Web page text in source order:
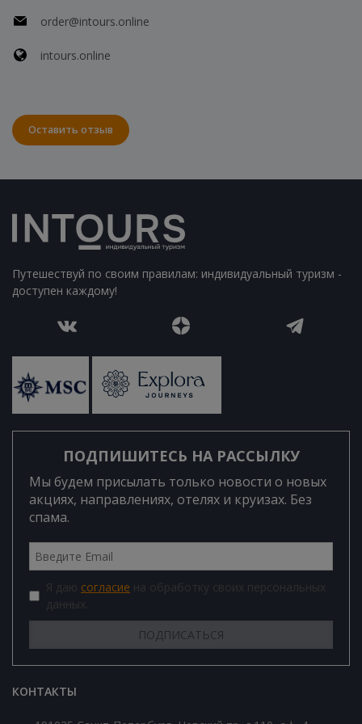
order@intours.online
intours.online
Оставить отзыв
Путешествуй по своим правилам: индивидуальный туризм -
доступен каждому!
ПОДПИШИТЕСЬ НА РАССЫЛКУ
Мы будем присылать только новости о новых
акциях, направлениях, отелях и круизах. Без
спама.
Я даю согласие на обработку своих персональных
данных.
КОНТАКТЫ